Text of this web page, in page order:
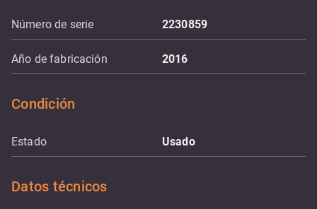
Número de serie 2230859
Año de fabricación 2016
Condición
Estado Usado
Datos técnicos